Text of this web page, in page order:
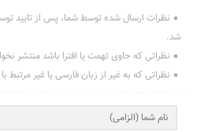
نظرات ارسال شده توسط شما، پس از تایید
شد.
نظراتی که حاوی تهمت یا افترا باشد منتشر
نظراتی که به غیر از زبان فارسی یا غیر